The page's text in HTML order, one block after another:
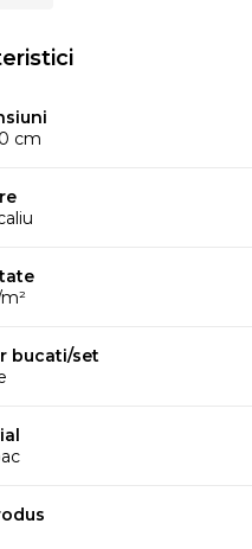
foarte bine conceptul de
de spălare
la masina.
inalbitor.
produsul de foc.
cu dimensiunile 70x140
cm
bucati/set